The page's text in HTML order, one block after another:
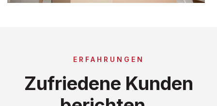
ERFAHRUNGEN
Zufriedene Kunden